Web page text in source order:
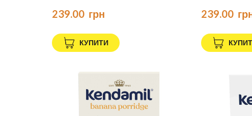
239.00  грн
КУПИТИ
239.00